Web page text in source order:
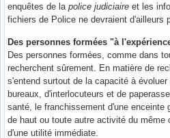
enquêtes de la police judiciaire et les
fichiers de Police ne devraient d'ailleurs
Des personnes formées "à
Des personnes formées, comme dans
recherchent sûrement. En matière de
s'entend surtout de la capacité à
bureaux, d'interlocuteurs et de
santé, le franchissement d'une enceinte
de haut ou toute autre activité du même
d'une utilité immédiate.